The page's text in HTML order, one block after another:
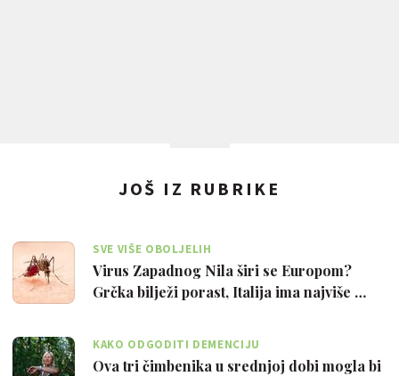
JOŠ IZ RUBRIKE
SVE VIŠE OBOLJELIH
Virus Zapadnog Nila širi se Europom?
Grčka bilježi porast, Italija ima najviše …
KAKO ODGODITI DEMENCIJU
Ova tri čimbenika u srednjoj dobi mogla bi